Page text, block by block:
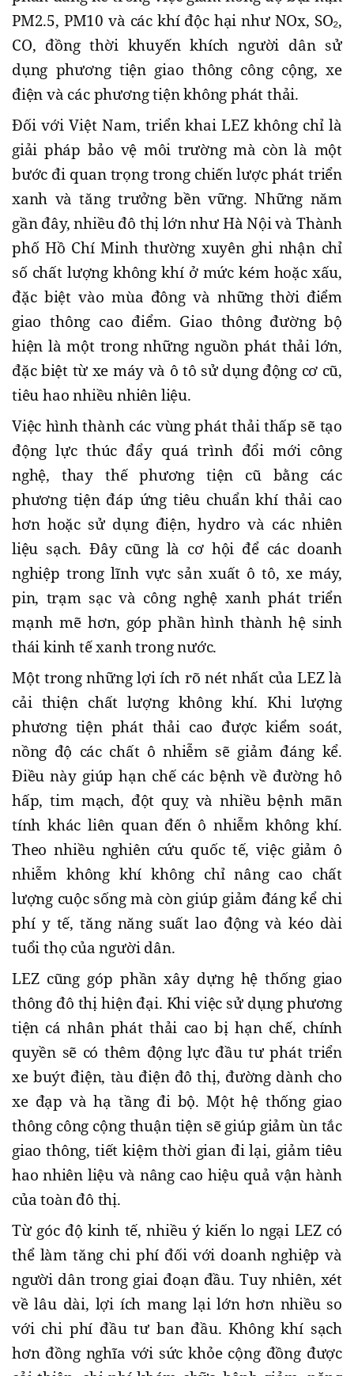
PM2.5, PM10 và các khí độc hại như NOx, SO₂,
CO, đồng thời khuyến khích người dân sử
dụng phương tiện giao thông công cộng, xe
điện và các phương tiện không phát thải.
Đối với Việt Nam, triển khai LEZ không chỉ là
giải pháp bảo vệ môi trường mà còn là một
bước đi quan trọng trong chiến lược phát triển
xanh và tăng trưởng bền vững. Những năm
gần đây, nhiều đô thị lớn như Hà Nội và Thành
phố Hồ Chí Minh thường xuyên ghi nhận chỉ
số chất lượng không khí ở mức kém hoặc xấu,
đặc biệt vào mùa đông và những thời điểm
giao thông cao điểm. Giao thông đường bộ
hiện là một trong những nguồn phát thải lớn,
đặc biệt từ xe máy và ô tô sử dụng động cơ cũ,
tiêu hao nhiều nhiên liệu.
Việc hình thành các vùng phát thải thấp sẽ tạo
động lực thúc đẩy quá trình đổi mới công
nghệ, thay thế phương tiện cũ bằng các
phương tiện đáp ứng tiêu chuẩn khí thải cao
hơn hoặc sử dụng điện, hydro và các nhiên
liệu sạch. Đây cũng là cơ hội để các doanh
nghiệp trong lĩnh vực sản xuất ô tô, xe máy,
pin, trạm sạc và công nghệ xanh phát triển
mạnh mẽ hơn, góp phần hình thành hệ sinh
thái kinh tế xanh trong nước.
Một trong những lợi ích rõ nét nhất của LEZ là
cải thiện chất lượng không khí. Khi lượng
phương tiện phát thải cao được kiểm soát,
nồng độ các chất ô nhiễm sẽ giảm đáng kể.
Điều này giúp hạn chế các bệnh về đường hô
hấp, tim mạch, đột quỵ và nhiều bệnh mãn
tính khác liên quan đến ô nhiễm không khí.
Theo nhiều nghiên cứu quốc tế, việc giảm ô
nhiễm không khí không chỉ nâng cao chất
lượng cuộc sống mà còn giúp giảm đáng kể chi
phí y tế, tăng năng suất lao động và kéo dài
tuổi thọ của người dân.
LEZ cũng góp phần xây dựng hệ thống giao
thông đô thị hiện đại. Khi việc sử dụng phương
tiện cá nhân phát thải cao bị hạn chế, chính
quyền sẽ có thêm động lực đầu tư phát triển
xe buýt điện, tàu điện đô thị, đường dành cho
xe đạp và hạ tầng đi bộ. Một hệ thống giao
thông công cộng thuận tiện sẽ giúp giảm ùn tắc
giao thông, tiết kiệm thời gian đi lại, giảm tiêu
hao nhiên liệu và nâng cao hiệu quả vận hành
của toàn đô thị.
Từ góc độ kinh tế, nhiều ý kiến lo ngại LEZ có
thể làm tăng chi phí đối với doanh nghiệp và
người dân trong giai đoạn đầu. Tuy nhiên, xét
về lâu dài, lợi ích mang lại lớn hơn nhiều so
với chi phí đầu tư ban đầu. Không khí sạch
hơn đồng nghĩa với sức khỏe cộng đồng được